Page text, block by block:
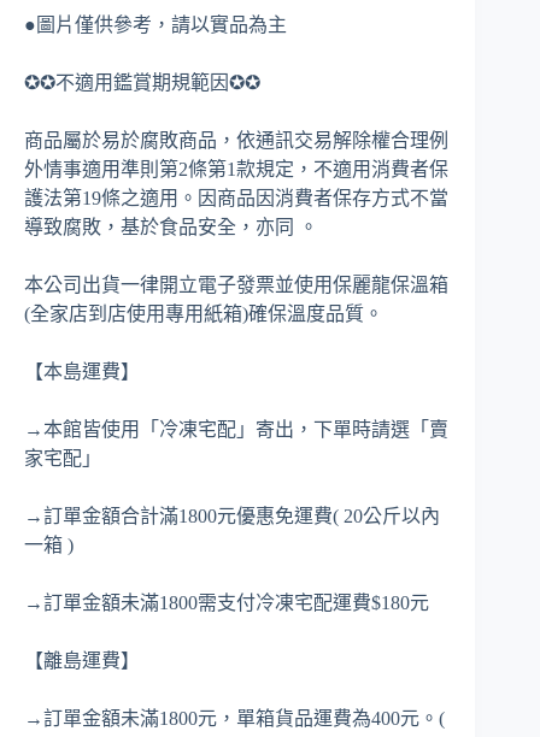
●圖片僅供參考，請以實品為主
✪✪不適用鑑賞期規範因✪✪
商品屬於易於腐敗商品，依通訊交易解除權合理例
外情事適用準則第2條第1款規定，不適用消費者保
護法第19條之適用。因商品因消費者保存方式不當
導致腐敗，基於食品安全，亦同 。
本公司出貨一律開立電子發票並使用保麗龍保溫箱
(全家店到店使用專用紙箱)確保溫度品質。
【本島運費】
→本館皆使用「冷凍宅配」寄出，下單時請選「賣
家宅配」
→訂單金額合計滿1800元優惠免運費( 20公斤以內
一箱 )
→訂單金額未滿1800需支付冷凍宅配運費$180元
【離島運費】
→訂單金額未滿1800元，單箱貨品運費為400元。(